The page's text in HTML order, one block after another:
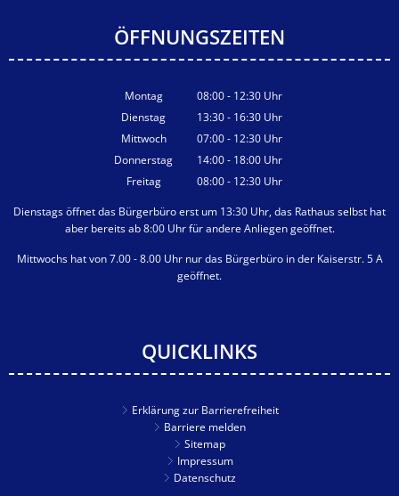
ÖFFNUNGSZEITEN
Montag 08:00- 12:30 Uhr
Von 08:00 bis 12:30 Uhr
Dienstag 13:30- 16:30 Uhr
Von 13:30 bis 16:30 Uhr
Mittwoch 07:00- 12:30 Uhr
Von 07:00 bis 12:30 Uhr
Donnerstag 14:00- 18:00 Uhr
Von 14:00 bis 18:00 Uhr
Freitag 08:00- 12:30 Uhr
Dienstags öffnet das Bürgerbüro erst um 13:30 Uhr, das Rathaus selbst hat
aber bereits ab 8:00 Uhr für andere Anliegen geöffnet.
Mittwochs hat von 7.00 - 8.00 Uhr nur das Bürgerbüro in der Kaiserstr. 5 A
geöffnet.
QUICKLINKS
Erklärung zur Barrierefreiheit
Barriere melden
Sitemap
Impressum
Datenschutz